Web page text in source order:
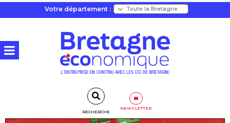
Votre département :
RECHERCHE
NEWSLETTER